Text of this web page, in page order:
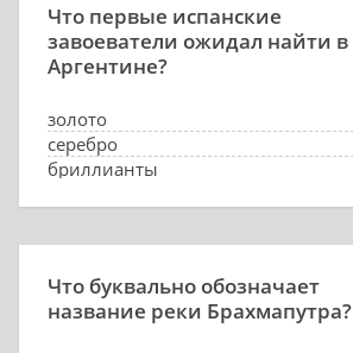
Что первые испанские
завоеватели ожидал найти в
Аргентине?
золото
серебро
бриллианты
Что буквально обозначает
название реки Брахмапутра?